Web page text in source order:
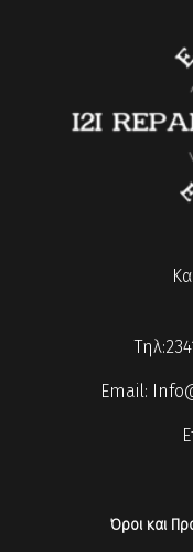
Email:
Όροι και